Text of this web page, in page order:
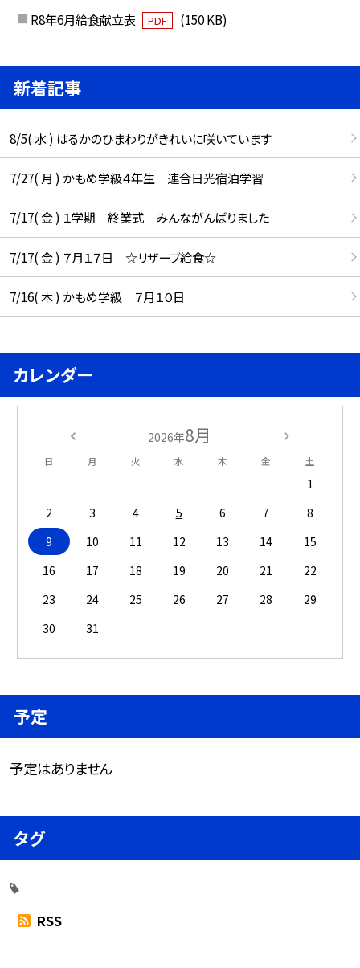
R8年6月給食献立表
PDF (150 KB)
新着記事
8/5( 水 ) はるかのひまわりがきれいに咲いています
7/27( 月 ) かもめ学級４年生 連合日光宿泊学習
7/17( 金 ) １学期 終業式 みんながんばりました
7/17( 金 ) ７月１７日 ☆リザーブ給食☆
7/16( 木 ) かもめ学級 ７月１０日
カレンダー
2026年8月
日 月 火 水 木 金 土
1
2
3 4 5 6 7
8
9
10 11 12 13 14
15
16
17 18 19 20 21
22
23
24 25 26 27 28
29
30
31
予定
予定はありません
タグ
RSS